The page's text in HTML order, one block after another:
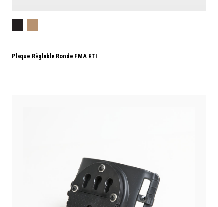
Plaque Réglable Ronde FMA RTI